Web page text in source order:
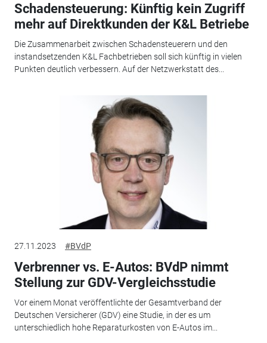
Schadensteuerung: Künftig kein Zugriff
mehr auf Direktkunden der K&L Betriebe
Die Zusammenarbeit zwischen Schadensteuerern und den
instandsetzenden K&L Fachbetrieben soll sich künftig in vielen
Punkten deutlich verbessern. Auf der Netzwerkstatt des...
27.11.2023 #BVdP
Verbrenner vs. E-Autos: BVdP nimmt
Stellung zur GDV-Vergleichsstudie
Vor einem Monat veröffentlichte der Gesamtverband der
Deutschen Versicherer (GDV) eine Studie, in der es um
unterschiedlich hohe Reparaturkosten von E-Autos im...